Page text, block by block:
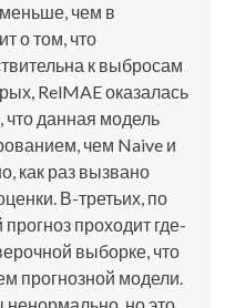
чем в
о том, что
к выбросам
RelMAE оказалась
что данная модель
чем Naive и
как раз вызвано
В-третьих, по
проходит где-
выборке, что
прогнозной модели.